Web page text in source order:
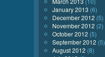
January 2013 (6)
December 2012 (5)
November 2012 (2)
October 2012 (5)
September 2012 (5)
August 2012 (8)